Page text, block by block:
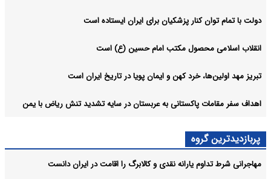
دولت با تمام توان کنار پزشکیان برای ایران ایستاده است
انقلاب اسلامی محصول مکتب امام حسین (ع) است
تبریز مهد اولین‌ها، خرد کهن و ایمان پویا در تاریخ ایران است
اهداف سفر مقامات پاکستانی به عربستان در سایه تشدید تنش ریاض با یمن
پربازدیدترین گروه
مهاجرانی شرط تداوم یارانه نقدی و کالابرگ را اقامت در ایران دانست